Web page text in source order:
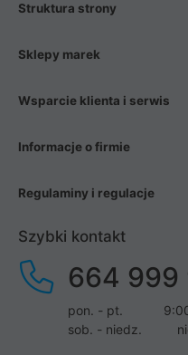
Struktura strony
Sklepy marek
Wsparcie klienta i serwis
Informacje o firmie
Regulaminy i regulacje
Szybki kontakt
664 999
pon. - pt.
sob. - niedz.